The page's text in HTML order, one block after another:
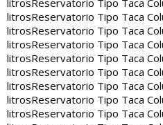
litrosReservatorio Tipo Taca
litrosReservatorio Tipo Taca
litrosReservatorio Tipo Taca
litrosReservatorio Tipo Taca
litrosReservatorio Tipo Taca
litrosReservatorio Tipo Taca
litrosReservatorio Tipo Taca
litrosReservatorio Tipo Taca
litrosReservatorio Tipo Taca